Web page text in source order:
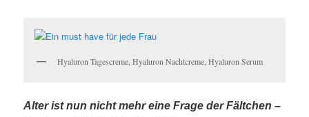
Hyaluron Tagescreme, Hyaluron Nachtcreme, Hyaluron Serum
Alter ist nun nicht mehr eine Frage der Fältchen –